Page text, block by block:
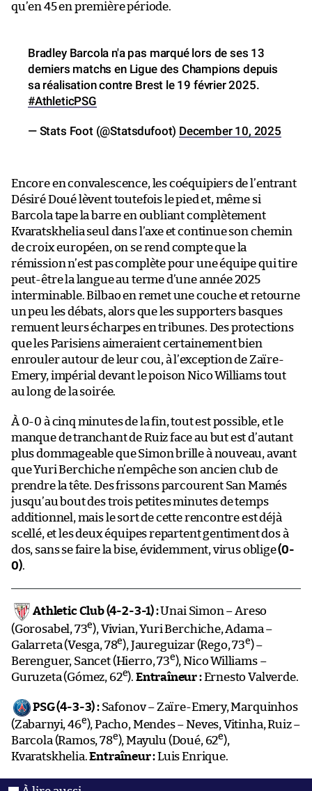
qu’en 45 en première période.
Bradley Barcola n'a pas marqué lors de ses 13
derniers matchs en Ligue des Champions depuis
sa réalisation contre Brest le 19 février 2025.
#AthleticPSG
— Stats Foot (@Statsdufoot) December 10, 2025
Encore en convalescence, les coéquipiers de l’entrant
Désiré Doué lèvent toutefois le pied et, même si
Barcola tape la barre en oubliant complètement
Kvaratskhelia seul dans l’axe et continue son chemin
de croix européen, on se rend compte que la
rémission n’est pas complète pour une équipe qui tire
peut-être la langue au terme d’une année 2025
interminable. Bilbao en remet une couche et retourne
un peu les débats, alors que les supporters basques
remuent leurs écharpes en tribunes. Des protections
que les Parisiens aimeraient certainement bien
enrouler autour de leur cou, à l’exception de Zaïre-
Emery, impérial devant le poison Nico Williams tout
au long de la soirée.
À 0-0 à cinq minutes de la fin, tout est possible, et le
manque de tranchant de Ruiz face au but est d’autant
plus dommageable que Simon brille à nouveau, avant
que Yuri Berchiche n’empêche son ancien club de
prendre la tête. Des frissons parcourent San Mamés
jusqu’au bout des trois petites minutes de temps
additionnel, mais le sort de cette rencontre est déjà
scellé, et les deux équipes repartent gentiment dos à
dos, sans se faire la bise, évidemment, virus oblige(0-
0).
Athletic Club (4-2-3-1) :Unai Simon – Areso
(Gorosabel, 73e), Vivian, Yuri Berchiche, Adama –
Galarreta (Vesga, 78e), Jaureguizar (Rego, 73e) –
Berenguer, Sancet (Hierro, 73e), Nico Williams –
Guruzeta (Gómez, 62e). Entraîneur :Ernesto Valverde.
PSG (4-3-3) :Safonov – Zaïre-Emery, Marquinhos
(Zabarnyi, 46e), Pacho, Mendes – Neves, Vitinha, Ruiz –
Barcola (Ramos, 78e), Mayulu (Doué, 62e),
Kvaratskhelia.Entraîneur :Luis Enrique.